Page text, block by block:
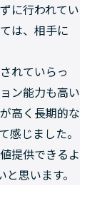
に行われてい
は、相手に
れていらっ
ン能力も高い
高く長期的な
感じました。
提供できるよ
思います。